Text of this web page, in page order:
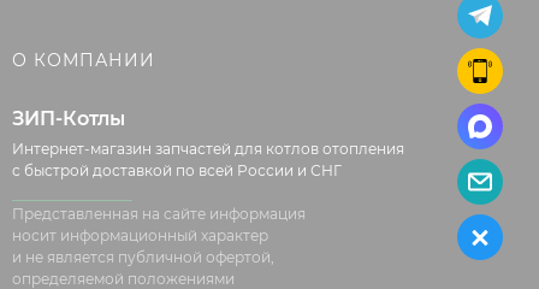
О КОМПАНИИ
ЗИП-Котлы
Интернет-магазин запчастей для котлов отопления
с быстрой доставкой по всей России и СНГ
Представленная на сайте информация
носит информационный характер
и не является публичной офертой,
определяемой положениями